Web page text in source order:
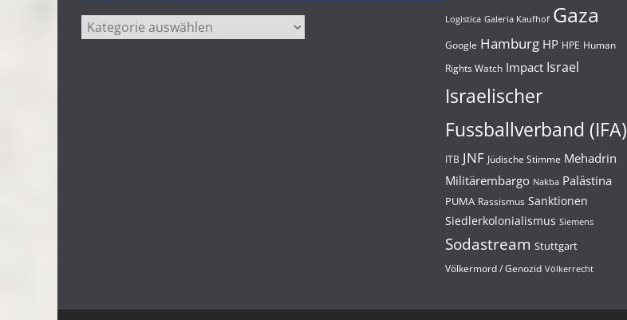
Kategorien Logistica Galeria Kaufhof Gaza
Google Hamburg HP HPE Human
Rights Watch Impact Israel
Israelischer
Fussballverband (IFA)
ITB JNF Jüdische Stimme Mehadrin
Militärembargo Nakba Palästina
PUMA Rassismus Sanktionen
Siedlerkolonialismus Siemens
Sodastream Stuttgart
Völkermord / Genozid Völkerrecht